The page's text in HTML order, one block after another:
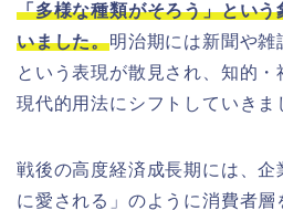
「多様な種類がそろう」とい
いました。明治期には新聞や雑
という表現が散見され、知的
現代的用法にシフトしていきま
戦後の高度経済成長期には、
に愛される」のように消費者